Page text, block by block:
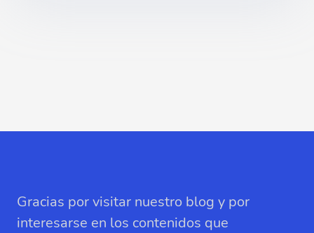
Gracias por visitar nuestro blog y por
interesarse en los contenidos que